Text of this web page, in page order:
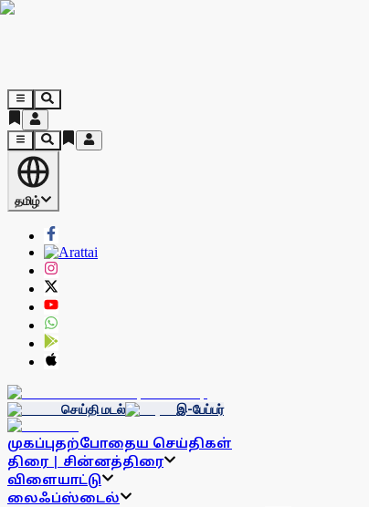
தமிழ்
செய்தி மடல் இ-பேப்பர்
முகப்புதற்போதைய செய்திகள்
திரை | சின்னத்திரை
விளையாட்டு
லைஃப்ஸ்டைல்